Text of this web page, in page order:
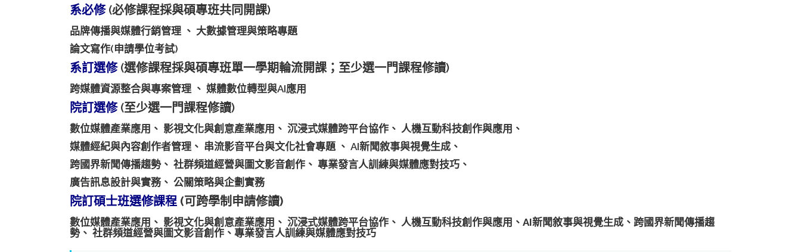
系必修 (必修課程採與碩專班共同開課)
品牌傳播與媒體行銷管理 、 大數據管理與策略專題
論文寫作(申請學位考試)
系訂選修 (選修課程採與碩專班單一學期輪流開課；至少選一門課程修讀)
跨媒體資源整合與專案管理 、 媒體數位轉型與AI應用
院訂選修 (至少選一門課程修讀)
數位媒體產業應用、 影視文化與創意產業應用、 沉浸式媒體跨平台協作、 人機互動科技創作與應用、
媒體經紀與內容創作者管理、 串流影音平台與文化社會專題 、 AI新聞敘事與視覺生成、
跨國界新聞傳播趨勢、 社群頻道經營與圖文影音創作、 專業發言人訓練與媒體應對技巧、
廣告訊息設計與實務、 公關策略與企劃實務
院訂碩士班選修課程 (可跨學制申請修讀)
數位媒體產業應用、 影視文化與創意產業應用、 沉浸式媒體跨平台協作、 人機互動科技創作與應用、AI新聞敘事與視覺生成、跨國界新聞傳播趨
勢、 社群頻道經營與圖文影音創作、專業發言人訓練與媒體應對技巧